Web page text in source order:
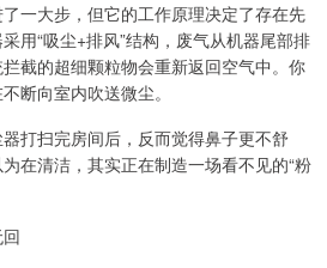
一大步，但它的工作原理决定了存在先
用“吸尘+排风”结构，废气从机器尾部排
截的超细颗粒物会重新返回空气中。你
断向室内吹送微尘。
打扫完房间后，反而觉得鼻子更不舒
在清洁，其实正在制造一场看不见的“粉